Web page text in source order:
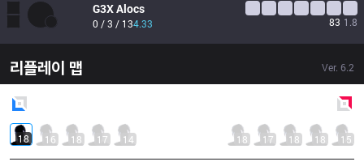
G3XAlocs
0 / 3 / 134.33 83 1.8
리플레이 맵 Ver. 6.2
18 16 18 17 14 18 17 18 18 15